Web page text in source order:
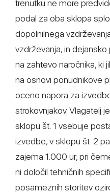
trenutku ne more
podal za oba sklopa
dopolnilnega
vzdrževanja, in
na zahtevo naročnika, ki
na osnovi ponudnikove
oceno napora za
strokovnjakov. Vlagatelj
sklopu št. 1 vsebuje
izvedbe, v sklopu št. 2
zajema 1.000 ur, pri
ni določil tehničnih
posameznih storitev